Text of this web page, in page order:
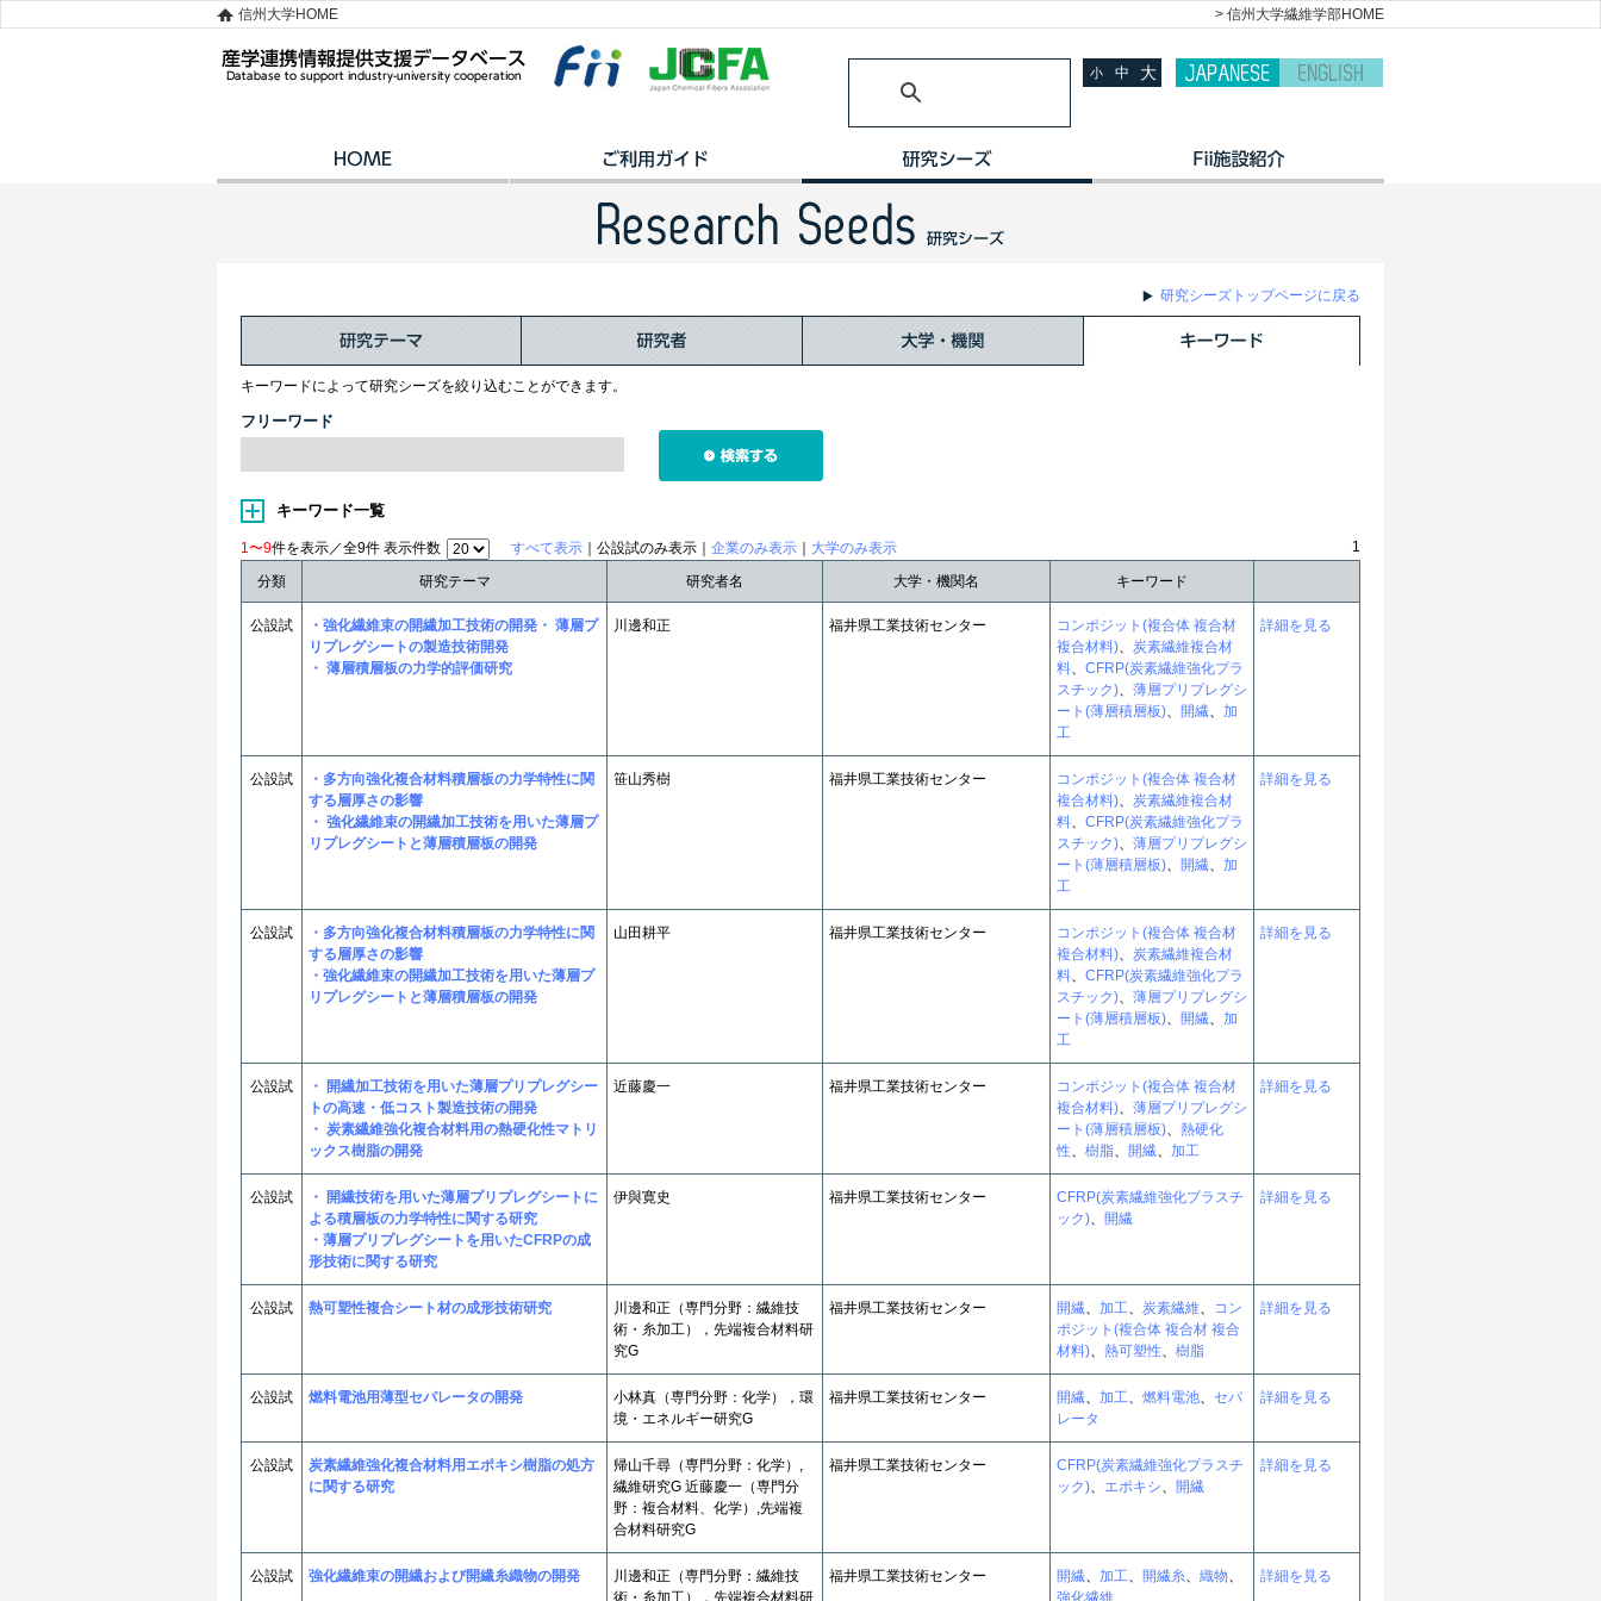
> 信州大学繊維学部HOME
信州大学HOME
小 中 大
研究シーズトップページに戻る
キーワードによって研究シーズを絞り込むことができます。
フリーワード
キーワード一覧
1〜9件を表示／全9件 表示件数 すべて表示 ｜公設試のみ表示｜ 企業のみ表示 大学のみ表示 1
分類 研究テーマ 研究者名 大学・機関名 キーワード
公設試
・強化繊維束の開繊加工技術の開発・ 薄層プ
リプレグシートの製造技術開発
・ 薄層積層板の力学的評価研究
川邊和正 福井県工業技術センター
コンポジット(複合体 複合材
複合材料)、 炭素繊維複合材
料、 CFRP(炭素繊維強化プラ
スチック)、 薄層プリプレグシ
ート(薄層積層板)、 開繊、 加
工
詳細を見る
公設試
・多方向強化複合材料積層板の力学特性に関
する層厚さの影響
・ 強化繊維束の開繊加工技術を用いた薄層プ
リプレグシートと薄層積層板の開発
笹山秀樹 福井県工業技術センター
コンポジット(複合体 複合材
複合材料)、 炭素繊維複合材
料、 CFRP(炭素繊維強化プラ
スチック)、 薄層プリプレグシ
ート(薄層積層板)、 開繊、 加
工
詳細を見る
公設試
・多方向強化複合材料積層板の力学特性に関
する層厚さの影響
・強化繊維束の開繊加工技術を用いた薄層プ
リプレグシートと薄層積層板の開発
山田耕平 福井県工業技術センター
コンポジット(複合体 複合材
複合材料)、 炭素繊維複合材
料、 CFRP(炭素繊維強化プラ
スチック)、 薄層プリプレグシ
ート(薄層積層板)、 開繊、 加
工
詳細を見る
公設試
・ 開繊加工技術を用いた薄層プリプレグシー
トの高速・低コスト製造技術の開発
・ 炭素繊維強化複合材料用の熱硬化性マトリ
ックス樹脂の開発
近藤慶一 福井県工業技術センター
コンポジット(複合体 複合材
複合材料)、 薄層プリプレグシ
ート(薄層積層板)、 熱硬化
性、 樹脂、 開繊、 加工
詳細を見る
公設試
・ 開繊技術を用いた薄層プリプレグシートに
よる積層板の力学特性に関する研究
・薄層プリプレグシートを用いたCFRPの成
形技術に関する研究
伊與寛史 福井県工業技術センター
CFRP(炭素繊維強化プラスチ
ック)、 開繊
詳細を見る
公設試 熱可塑性複合シート材の成形技術研究
川邊和正（専門分野：繊維技
術・糸加工），先端複合材料研
究G
福井県工業技術センター 開繊、 加工、 炭素繊維、 コン
ポジット(複合体 複合材 複合
材料)、 熱可塑性、 樹脂
詳細を見る
公設試 燃料電池用薄型セパレータの開発
小林真（専門分野：化学），環
境・エネルギー研究G
福井県工業技術センター 開繊、 加工、 燃料電池、 セパ
レータ
詳細を見る
公設試
炭素繊維強化複合材料用エポキシ樹脂の処方
に関する研究
帰山千尋（専門分野：化学）,
繊維研究G 近藤慶一（専門分
野：複合材料、化学）,先端複
合材料研究G
福井県工業技術センター
CFRP(炭素繊維強化プラスチ
ック)、 エポキシ、 開繊
詳細を見る
公設試 強化繊維束の開繊および開繊糸織物の開発
川邊和正（専門分野：繊維技
術・糸加工），先端複合材料研
福井県工業技術センター 開繊、 加工、 開繊糸、 織物、
強化繊維
詳細を見る